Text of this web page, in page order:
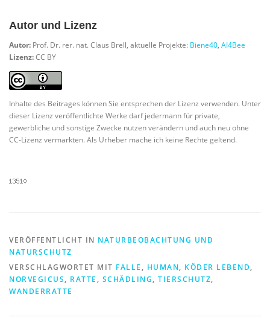
Autor und Lizenz
Autor: Prof. Dr. rer. nat. Claus Brell, aktuelle Projekte: Biene40, AI4Bee
Lizenz:CC BY
Inhalte des Beitrages können Sie entsprechen der Lizenz verwenden. Unter
dieser Lizenz veröffentlichte Werke darf jedermann für private,
gewerbliche und sonstige Zwecke nutzen verändern und auch neu ohne
CC-Lizenz vermarkten. Als Urheber mache ich keine Rechte geltend.
VERÖFFENTLICHT IN NATURBEOBACHTUNG UND
NATURSCHUTZ
VERSCHLAGWORTET MIT FALLE , HUMAN, KÖDER LEBEND,
NORVEGICUS, RATTE , SCHÄDLING, TIERSCHUTZ,
WANDERRATTE